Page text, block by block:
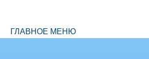
ГЛАВНОЕ МЕНЮ